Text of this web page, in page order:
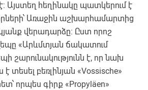
Այստեղ հեղինակը պատկերում է
Առաջին աշխարհամարտից
վերադարձը։ Ըստ որոշ
վեպը «Արևմտյան ճակատում
շարունակությունն է, որ նախ
տեսել բեռլինյան «Vossische»
որպես գիրք «Propyläen»